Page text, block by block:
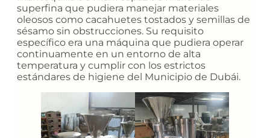
superfina que pudiera manejar materiales
oleosos como cacahuetes tostados y semillas de
sésamo sin obstrucciones. Su requisito
específico era una máquina que pudiera operar
continuamente en un entorno de alta
temperatura y cumplir con los estrictos
estándares de higiene del Municipio de Dubái.